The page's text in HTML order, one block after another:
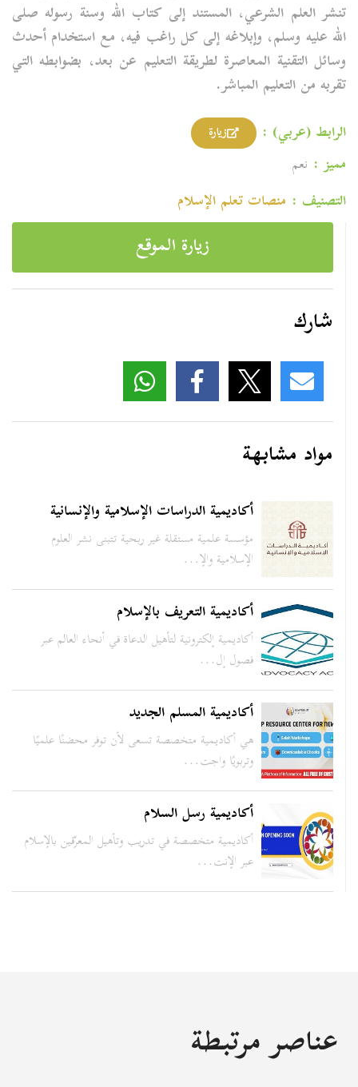
تنشر العلم الشرعي، المستند إلى كتاب الله وسنة رسوله صلى
الله عليه وسلم، وإبلاغه إلى كل راغب فيه، مع استخدام أحدث
وسائل التقنية المعاصرة لطريقة التعليم عن بعد، بضوابطه التي
تقربه من التعليم المباشر.
الرابط (عربي) :
زيارة
مميز : نعم
التصنيف : منصات تعلم الإسلام
زيارة الموقع
شارك
مواد مشابهة
أكاديمية الدراسات الإسلامية والإنسانية
مؤسسة علمية مستقلة غير ربحية تتبنى نشر العلوم
الإسلامية والإ...
أكاديمية التعريف بالإسلام
أكاديمية إلكترونية لتأهيل الدعاة في أنحاء العالم عبر
فصول إل...
أكاديمية المسلم الجديد
هي أكاديمية متخصصة تسعى لأن توفر محضنًا علميًا
وتربويًا واجت...
أكاديمية رسل السلام
أكاديمية متخصصة في تدريب وتأهيل المعرّفين بالإسلام
عبر الإنت...
عناصر مرتبطة